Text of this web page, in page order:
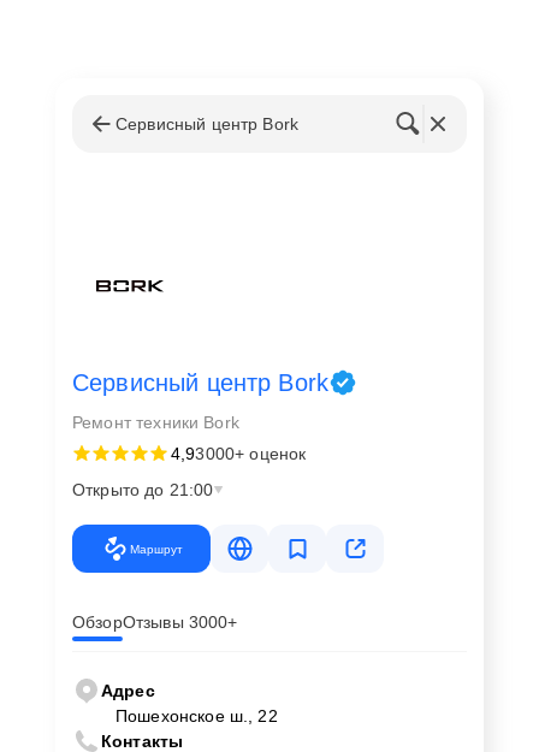
Сервисный центр Bork
Сервисный центр Bork
Ремонт техники Bork
4,93000+ оценок
Открыто до 21:00
Маршрут
ОбзорОтзывы 3000+
Адрес
Пошехонское ш., 22
Контакты